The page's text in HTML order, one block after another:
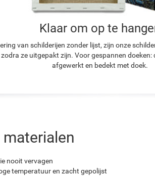
Klaar om op te
van schilderijen zonder lijst, zijn onze
ze uitgepakt zijn. Voor gespannen doeken:
afgewerkt en bedekt met doek.
nooit vervagen
temperatuur en zacht gepolijst